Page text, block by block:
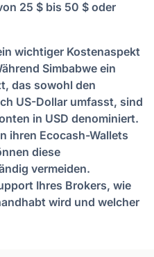
25 $ bis 50 $ oder
wichtiger Kostenaspekt
Simbabwe ein
das sowohl den
US-Dollar umfasst, sind
in USD denominiert.
ihren Ecocash-Wallets
diese
vermeiden.
Ihres Brokers, wie
wird und welcher